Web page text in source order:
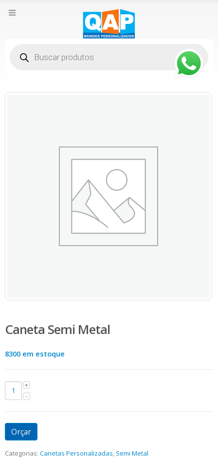
produtos
Caneta Semi Metal
8300 em estoque
Orçar
Categorias: Canetas Personalizadas, Semi Metal